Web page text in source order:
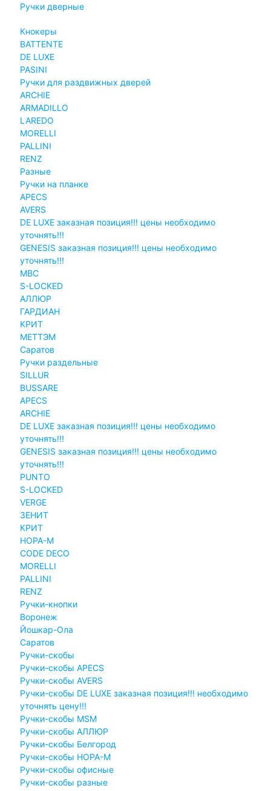
Ручки дверные
Кнокеры
BATTENTE
DE LUXE
PASINI
Ручки для раздвижных дверей
ARCHIE
ARMADILLO
LAREDO
MORELLI
PALLINI
RENZ
Разные
Ручки на планке
APECS
AVERS
DE LUXE заказная позиция!!! цены необходимо
уточнять!!!
GENESIS заказная позиция!!! цены необходимо
уточнять!!!
MBC
S-LOCKED
АЛЛЮР
ГАРДИАН
КРИТ
МЕТТЭМ
Саратов
Ручки раздельные
SILLUR
BUSSARE
APECS
ARCHIE
DE LUXE заказная позиция!!! цены необходимо
уточнять!!!
GENESIS заказная позиция!!! цены необходимо
уточнять!!!
PUNTO
S-LOCKED
VERGE
ЗЕНИТ
КРИТ
НОРА-М
CODE DECO
MORELLI
PALLINI
RENZ
Ручки-кнопки
Воронеж
Йошкар-Ола
Саратов
Ручки-скобы
Ручки-скобы APECS
Ручки-скобы AVERS
Ручки-скобы DE LUXE заказная позиция!!! необходимо
уточнять цену!!!
Ручки-скобы MSM
Ручки-скобы АЛЛЮР
Ручки-скобы Белгород
Ручки-скобы НОРА-М
Ручки-скобы офисные
Ручки-скобы разные